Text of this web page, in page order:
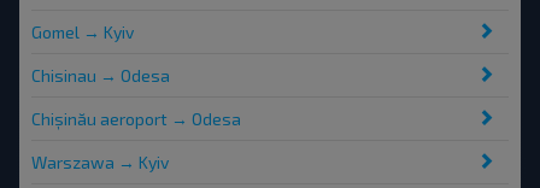
Gomel → Kyiv
Chisinau → Odesa
Chișinău aeroport → Odesa
Warszawa → Kyiv